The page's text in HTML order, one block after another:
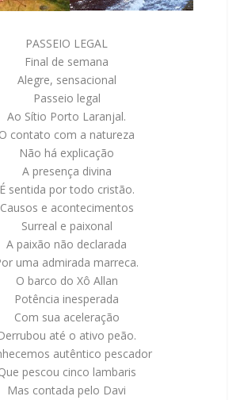
PASSEIO LEGAL
Final de semana
Alegre, sensacional
Passeio legal
Ao Sítio Porto Laranjal.
O contato com a natureza
Não há explicação
A presença divina
É sentida por todo cristão.
Causos e acontecimentos
Surreal e paixonal
A paixão não declarada
uma admirada marreca.
O barco do Xô Allan
Potência inesperada
Com sua aceleração
até o ativo peão.
autêntico pescador
pescou cinco lambaris
Mas contada pelo Davi